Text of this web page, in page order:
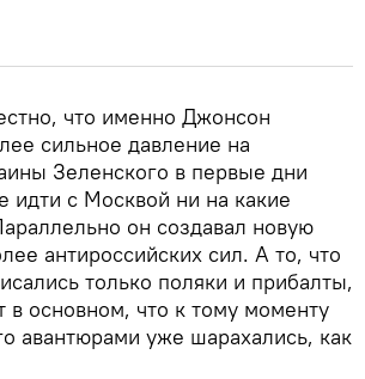
что именно Джонсон
сильное давление на
Зеленского в первые дни
идти с Москвой ни на какие
он создавал новую
антироссийских сил. А то, что
только поляки и прибалты,
в основном, что к тому моменту
авантюрами уже шарахались, как